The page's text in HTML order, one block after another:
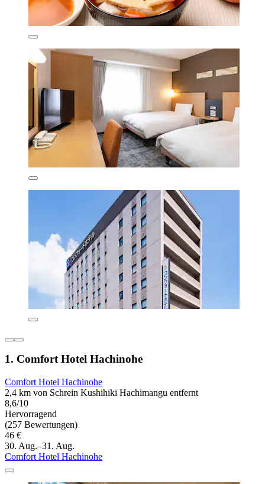
1. Comfort Hotel Hachinohe
Comfort Hotel Hachinohe
2,4 km von Schrein Kushihiki Hachimangu entfernt
8,6/10
Hervorragend
(257 Bewertungen)
46 €
30. Aug.–31. Aug.
Comfort Hotel Hachinohe